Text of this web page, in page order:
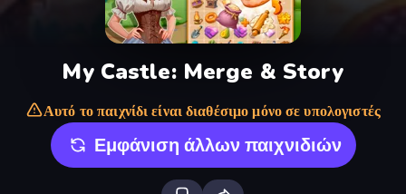
My Castle: Merge & Story
Αυτό το παιχνίδι είναι διαθέσιμο μόνο σε υπολογιστές
Εμφάνιση άλλων παιχνιδιών